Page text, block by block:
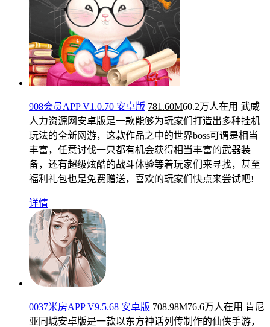
908会员APP V1.0.70 安卓版 781.60M60.2万人在用 武威
人力资源网安卓版是一款能够为玩家们打造出多种挂机
玩法的全新网游，这款作品之中的世界boss可谓是相当
丰富，任意讨伐一只都有机会获得相当丰富的武器装
备，还有超级炫酷的战斗体验等着玩家们来寻找，甚至
福利礼包也是免费赠送，喜欢的玩家们快点来尝试吧!
详情
0037米房APP V9.5.68 安卓版 708.98M76.6万人在用 肯尼
亚同城安卓版是一款以东方神话列传制作的仙侠手游，